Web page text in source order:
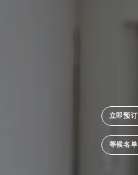
立即预订
等候名单